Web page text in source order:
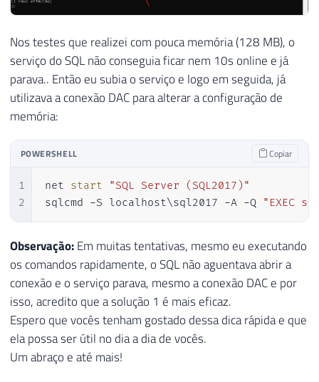
Nos testes que realizei com pouca memória (128 MB), o
serviço do SQL não conseguia ficar nem 10s online e já
parava.. Então eu subia o serviço e logo em seguida, já
utilizava a conexão DAC para alterar a configuração de
memória:
POWERSHELL Copiar
1
2
net start
"SQL Server (SQL2017)"
sqlcmd -S localhost\sql2017 -A -Q "EXEC
Observação:Em muitas tentativas, mesmo eu executando
os comandos rapidamente, o SQL não aguentava abrir a
conexão e o serviço parava, mesmo a conexão DAC e por
isso, acredito que a solução 1 é mais eficaz.
Espero que vocês tenham gostado dessa dica rápida e que
ela possa ser útil no dia a dia de vocês.
Um abraço e até mais!